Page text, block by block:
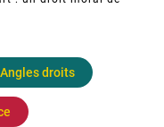
Angles droits